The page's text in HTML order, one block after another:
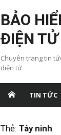
BẢO
ĐIỆN TỬ
Chuyên trang tin
điện tử
TIN TỨC
Thẻ: Tây ninh